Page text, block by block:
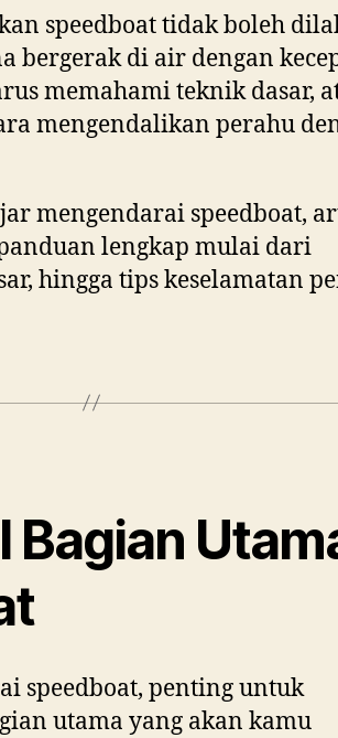
speedboat tidak boleh
bergerak di air dengan
memahami teknik dasar,
mengendalikan perahu
mengendarai speedboat,
lengkap mulai dari
hingga tips keselamatan
Bagian
speedboat, penting untuk
utama yang akan kamu